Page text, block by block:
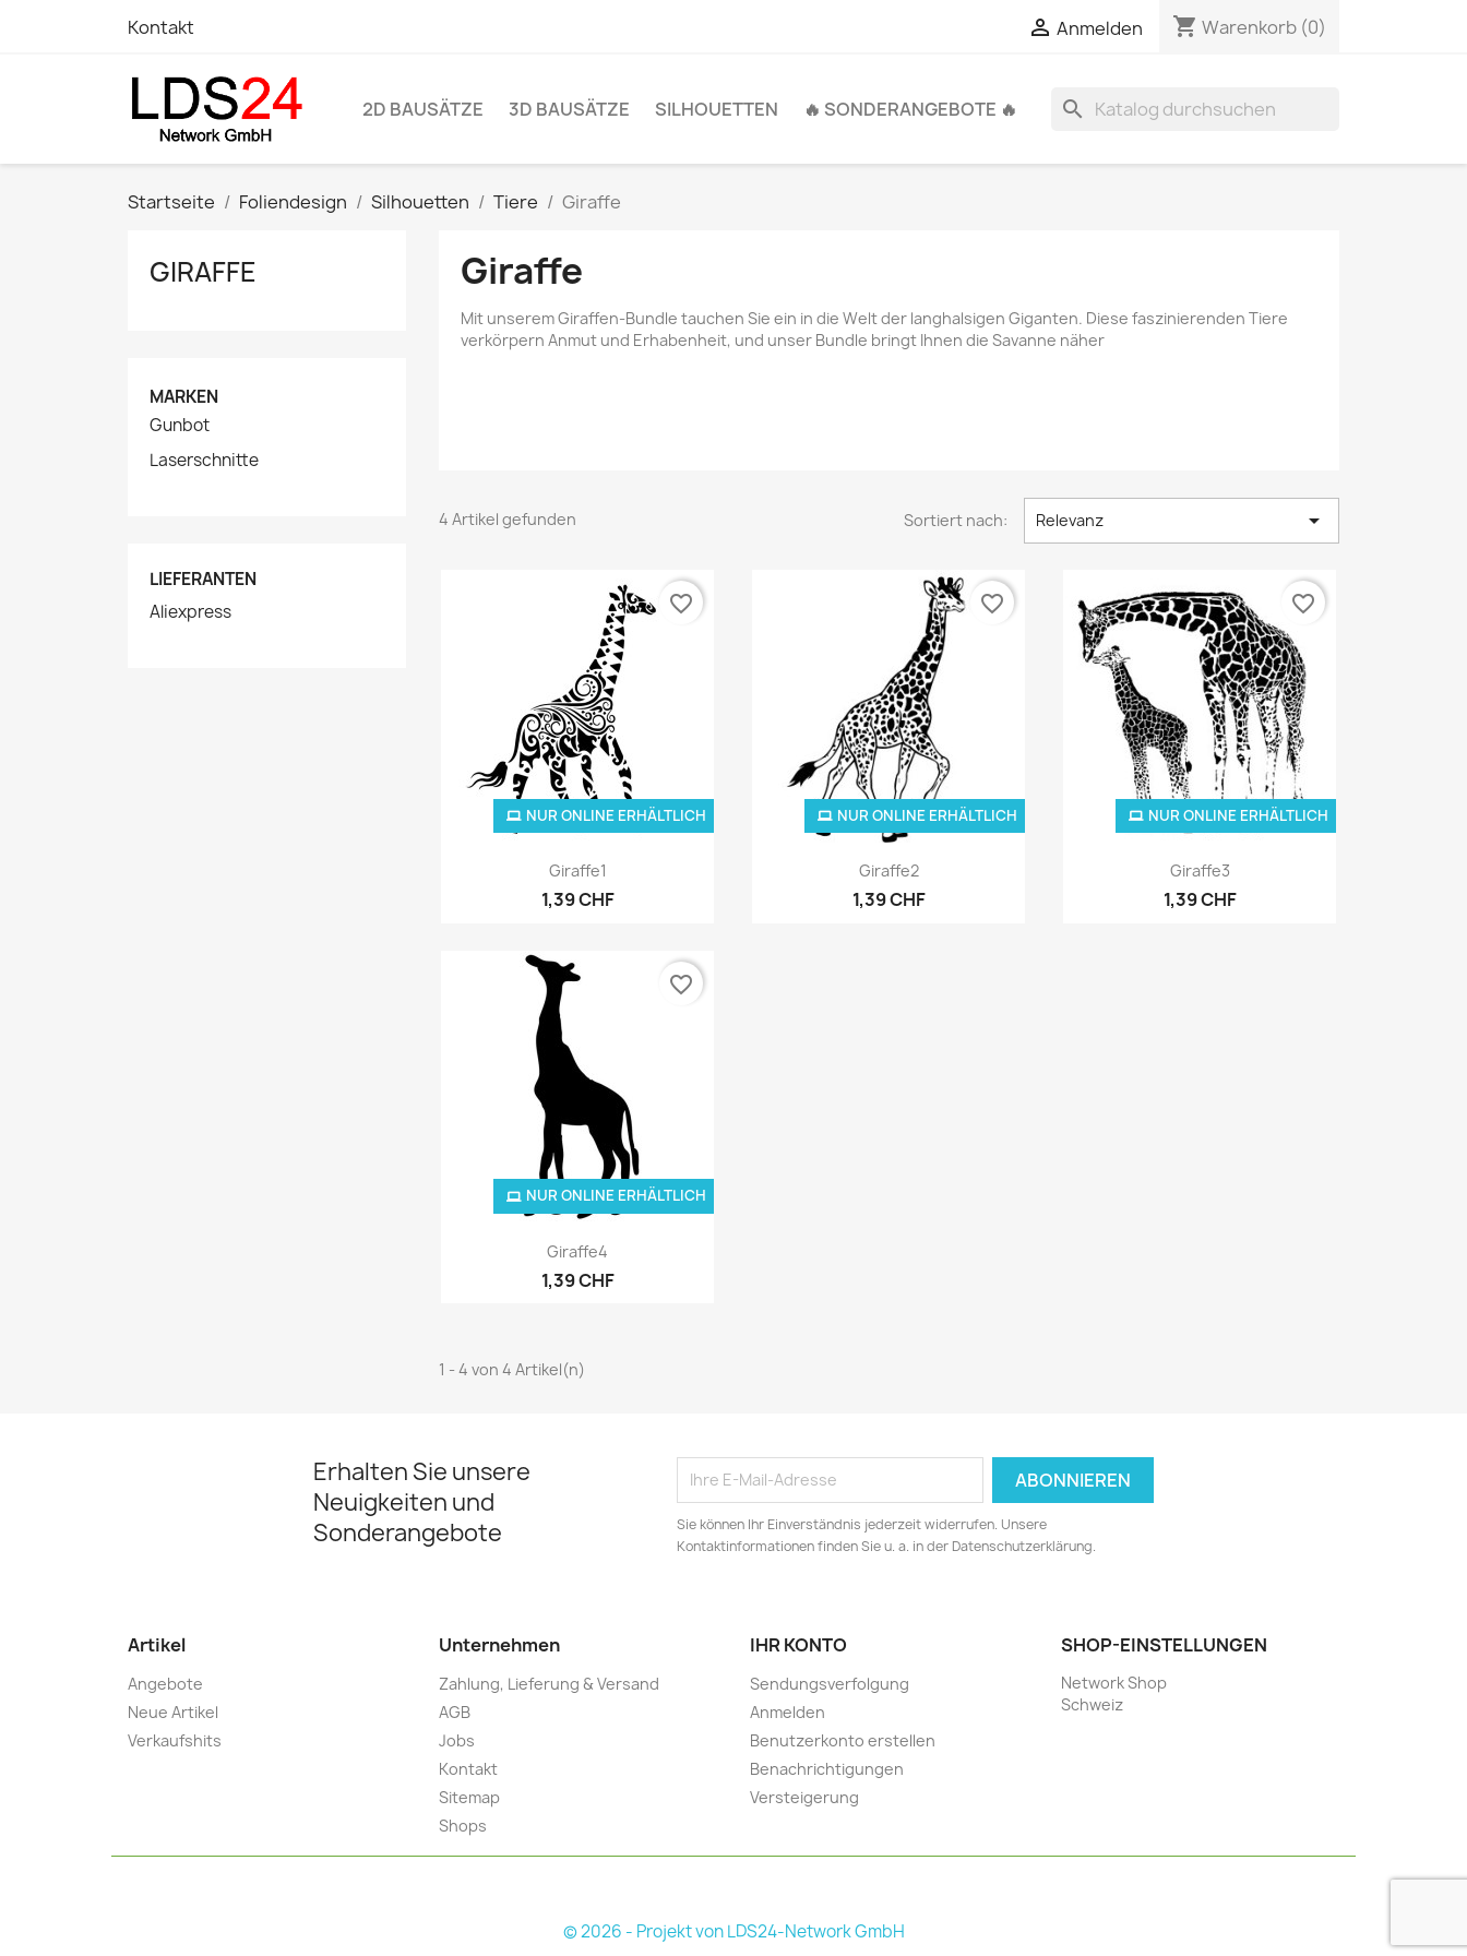
Kontakt  Anmelden shopping_cart Warenkorb (0)
search
2D BAUSÄTZE 3D BAUSÄTZE SILHOUETTEN 🔥 SONDERANGEBOTE 🔥
Startseite Foliendesign Silhouetten Tiere Giraffe
GIRAFFE
MARKEN
Gunbot
Laserschnitte
LIEFERANTEN
Aliexpress
Giraffe
Mit unserem Giraffen-Bundle tauchen Sie ein in die Welt der langhalsigen Giganten. Diese faszinierenden Tiere
verkörpern Anmut und Erhabenheit, und unser Bundle bringt Ihnen die Savanne näher
4 Artikel gefunden Sortiert nach: Relevanz 
Vorschau
Giraffe1
1,39 CHF
NUR ONLINE ERHÄLTLICH
favorite_border
Vorschau
Giraffe2
1,39 CHF
NUR ONLINE ERHÄLTLICH
favorite_border
Vorschau
Giraffe3
1,39 CHF
NUR ONLINE ERHÄLTLICH
favorite_border
Vorschau
Giraffe4
1,39 CHF
NUR ONLINE ERHÄLTLICH
favorite_border
1 - 4 von 4 Artikel(n)
Erhalten Sie unsere
Neuigkeiten und
Sonderangebote
Sie können Ihr Einverständnis jederzeit widerrufen. Unsere
Kontaktinformationen finden Sie u. a. in der Datenschutzerklärung.
Artikel
Angebote
Neue Artikel
Verkaufshits
Unternehmen
Zahlung, Lieferung & Versand
AGB
Jobs
Kontakt
Sitemap
Shops
IHR KONTO
Sendungsverfolgung
Anmelden
Benutzerkonto erstellen
Benachrichtigungen
Versteigerung
SHOP-EINSTELLUNGEN
Network Shop
Schweiz
© 2026 - Projekt von LDS24-Network GmbH